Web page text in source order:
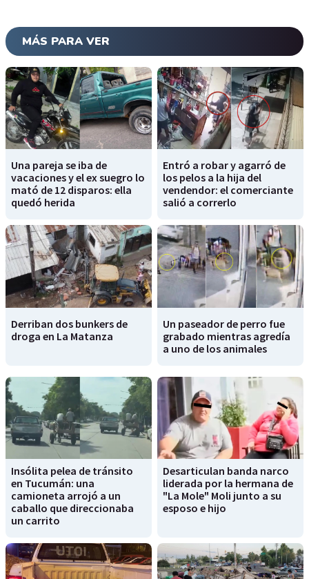
MÁS PARA VER
Una pareja se iba de
vacaciones y el ex suegro lo
mató de 12 disparos: ella
quedó herida
Entró a robar y agarró de
los pelos a la hija del
vendendor: el comerciante
salió a correrlo
Derriban dos bunkers de
droga en La Matanza
Un paseador de perro fue
grabado mientras agredía
a uno de los animales
Insólita pelea de tránsito
en Tucumán: una
camioneta arrojó a un
caballo que direccionaba
un carrito
Desarticulan banda narco
liderada por la hermana de
"La Mole" Moli junto a su
esposo e hijo